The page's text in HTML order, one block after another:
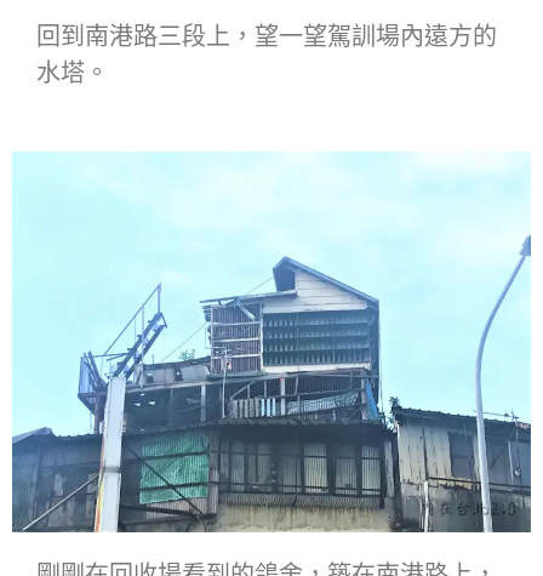
回到南港路三段上，望一望駕訓場內遠方的
水塔。